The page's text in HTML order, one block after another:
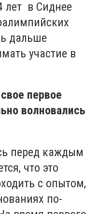
лет в Сиднее
дальше
участие в
первое
волновались
перед каждым
что это
с опытом,
по-